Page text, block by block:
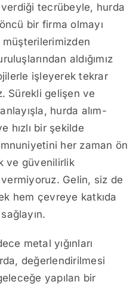
verdiği tecrübeyle, hurda
bir firma olmayı
müşterilerimizden
aldığımız
işleyerek tekrar
Sürekli gelişen ve
hurda alım-
hızlı bir şekilde
her zaman ön
ve güvenilirlik
Gelin, siz de
hem çevreye katkıda
metal yığınları
değerlendirilmesi
yapılan bir